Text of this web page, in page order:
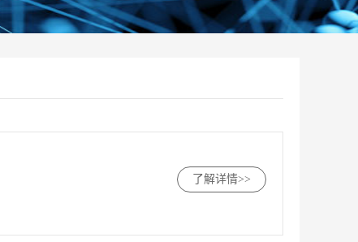
了解详情>>